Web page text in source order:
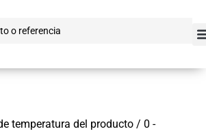
temperatura del producto / 0 -